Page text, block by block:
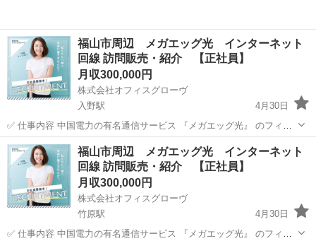
福山市周辺 メガエッグ光 インターネット
回線 訪問販売・紹介 【正社員】
月収300,000円
株式会社オフィスグローヴ
入野駅
4月30日
✅ 仕事内容 中国電力の有名通信サービス 『メガエッグ光』 のフィー
ルドセールスをお任せします！ お客様宅を訪問し、サービスのご案
内・営業 営業手法は自由！ ポスティングや訪問営業など、あなたの
スタイ...
広島 東広島市 入野駅 販売 未経験
福山市周辺 メガエッグ光 インターネット
回線 訪問販売・紹介 【正社員】
月収300,000円
株式会社オフィスグローヴ
竹原駅
4月30日
✅ 仕事内容 中国電力の有名通信サービス 『メガエッグ光』 のフィー